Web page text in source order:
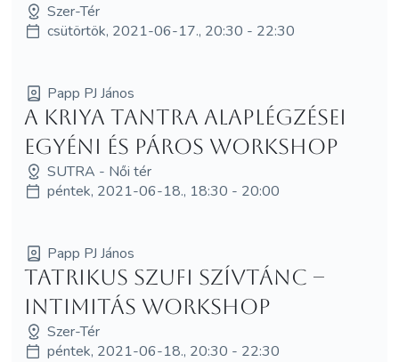
Szer-Tér
csütörtök, 2021-06-17., 20:30 - 22:30
Papp PJ János
A Kriya Tantra alaplégzései
egyéni és páros workshop
SUTRA - Női tér
péntek, 2021-06-18., 18:30 - 20:00
Papp PJ János
Tatrikus szufi szívtánc –
intimitás workshop
Szer-Tér
péntek, 2021-06-18., 20:30 - 22:30